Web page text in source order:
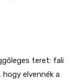
teret: fali
elvennék a